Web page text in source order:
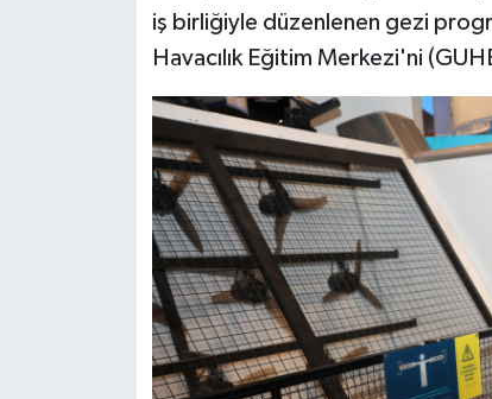
iş birliğiyle düzenlenen gezi
Havacılık Eğitim Merkezi'ni